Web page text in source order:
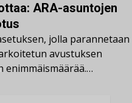
ARA-asuntojen
jolla parannetaan
avustuksen
enimmäismäärää.…